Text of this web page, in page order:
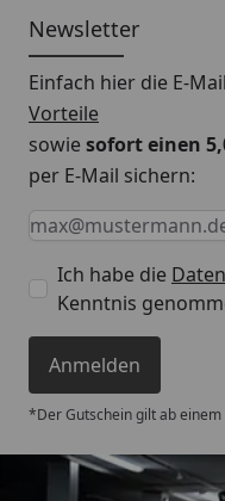
Newsletter
Einfach hier die E-
Vorteile
sowiesofort einen
per E-Mail sichern:
Keine Eingabe
Eingabe erforderlich
E-Mail *
Ich habe die
Kenntnis
Anmelden
*Der Gutschein gilt ab